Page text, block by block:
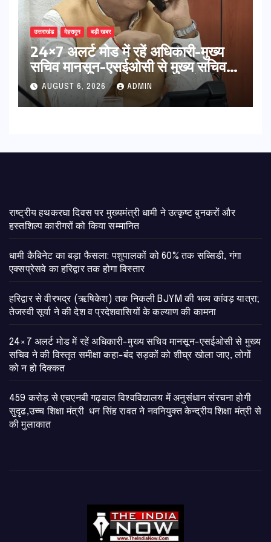
उत्तराखंड देहरादून बड़ी खबर
24×7 अलर्ट मोड में रहें अधिकारी-मुख्य
सचिव मानसून-एसईओसी से मुख्य सचिव ने
की विस्तृत समीक्षा कहा-बंद सड़कों को
शीघ्र खोला जाए, लोगों को न हो दिक्कत
AUGUST 6, 2026 ADMIN
राष्ट्रीय हथकरघा दिवस पर मुख्यमंत्री धामी ने उत्कृष्ट बुनकरों और
हस्तशिल्प कारीगरों को किया सम्मानित
​धामी कैबिनेट का बड़ा फैसला: पशुपालकों को 60% तक सब्सिडी, गंगा
एक्सप्रेसवे का हरिद्वार तक होगा विस्तार
​हरिद्वार से वीरभद्र (ऋषिकेश) तक निकली BJYM की भव्य कांवड़ यात्रा;
तेजस्वी सूर्या ने की देश व प्रदेशवासियों के कल्याण की कामना
24×7 अलर्ट मोड में रहें अधिकारी-मुख्य सचिव मानसून-एसईओसी से मुख्य
सचिव ने की विस्तृत समीक्षा कहा-बंद सड़कों को शीघ्र खोला जाए, लोगों
को न हो दिक्कत
459 करोड़ से एचएनबी गढ़वाल विश्वविद्यालय में अनुसंधान संरचना होगी
सुदृढ,उच्च शिक्षा मंत्री धन सिंह रावत ने नवनियुक्त केन्द्रीय शिक्षा मंत्री से
की मुलाकात